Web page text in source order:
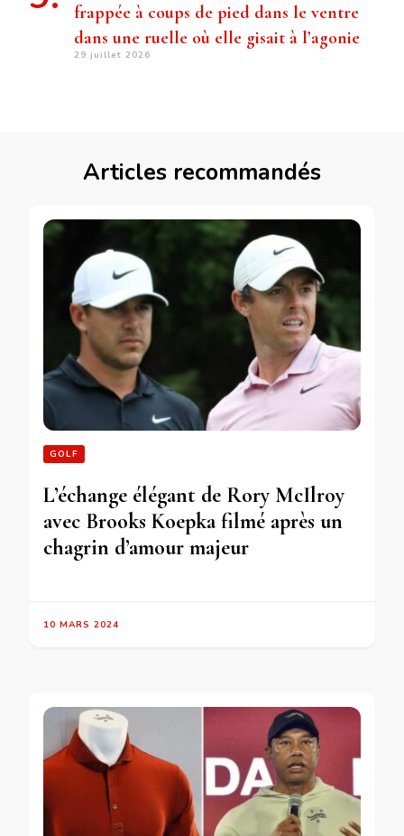
frappée à coups de pied dans le ventre
dans une ruelle où elle gisait à l’agonie
29 juillet 2026
Articles recommandés
GOLF
L’échange élégant de Rory McIlroy
avec Brooks Koepka filmé après un
chagrin d’amour majeur
10 MARS 2024